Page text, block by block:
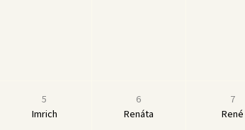
5
Imrich
6
Renáta
7
René